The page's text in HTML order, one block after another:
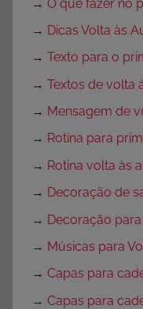
→ O que fazer no
→ Dicas Volta às
→ Texto para o
→ Textos de volta
→ Mensagem de
→ Rotina para
→ Rotina volta às
→ Decoração de
→ Decoração
→ Músicas para
→ Capas para
→ Capas para